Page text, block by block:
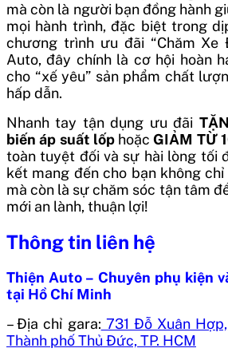
mà còn là người bạn đồng hành
mọi hành trình, đặc biệt trong
chương trình ưu đãi “Chăm Xe
Auto, đây chính là cơ hội hoàn
cho “xế yêu” sản phẩm chất
hấp dẫn.
Nhanh tay tận dụng ưu đãi
biến áp suất lốphoặcGIẢM TỪ
toàn tuyệt đối và sự hài lòng tối
kết mang đến cho bạn không
mà còn là sự chăm sóc tận tâm
mới an lành, thuận lợi!
Thông tin liên hệ
Thiện Auto – Chuyên phụ kiện
tại Hồ Chí Minh
– Địa chỉ gara: 731 Đỗ Xuân
Thành phố Thủ Đức, TP. HCM